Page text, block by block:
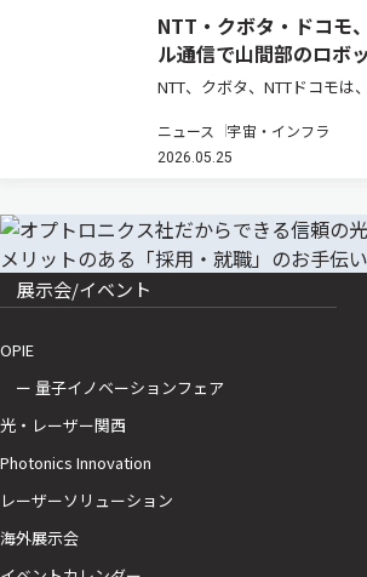
NTT・クボタ・ドコモ
ル通信で山間部のロボ
実証
NTT、クボタ、NTTドコモは
送の継続性を実現する共同実
ル通信と衛星通信を組み合わ
ニュース 宇宙・インフラ
2026.05.25
展示会/イベント
OPIE
ー 量子イノベーションフェア
光・レーザー関西
Photonics Innovation
レーザーソリューション
海外展示会